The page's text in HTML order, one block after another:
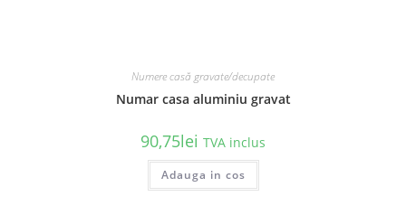
Numere casă gravate/decupate
Numar casa aluminiu gravat
90,75lei TVA inclus
Adauga in cos
Acest
are